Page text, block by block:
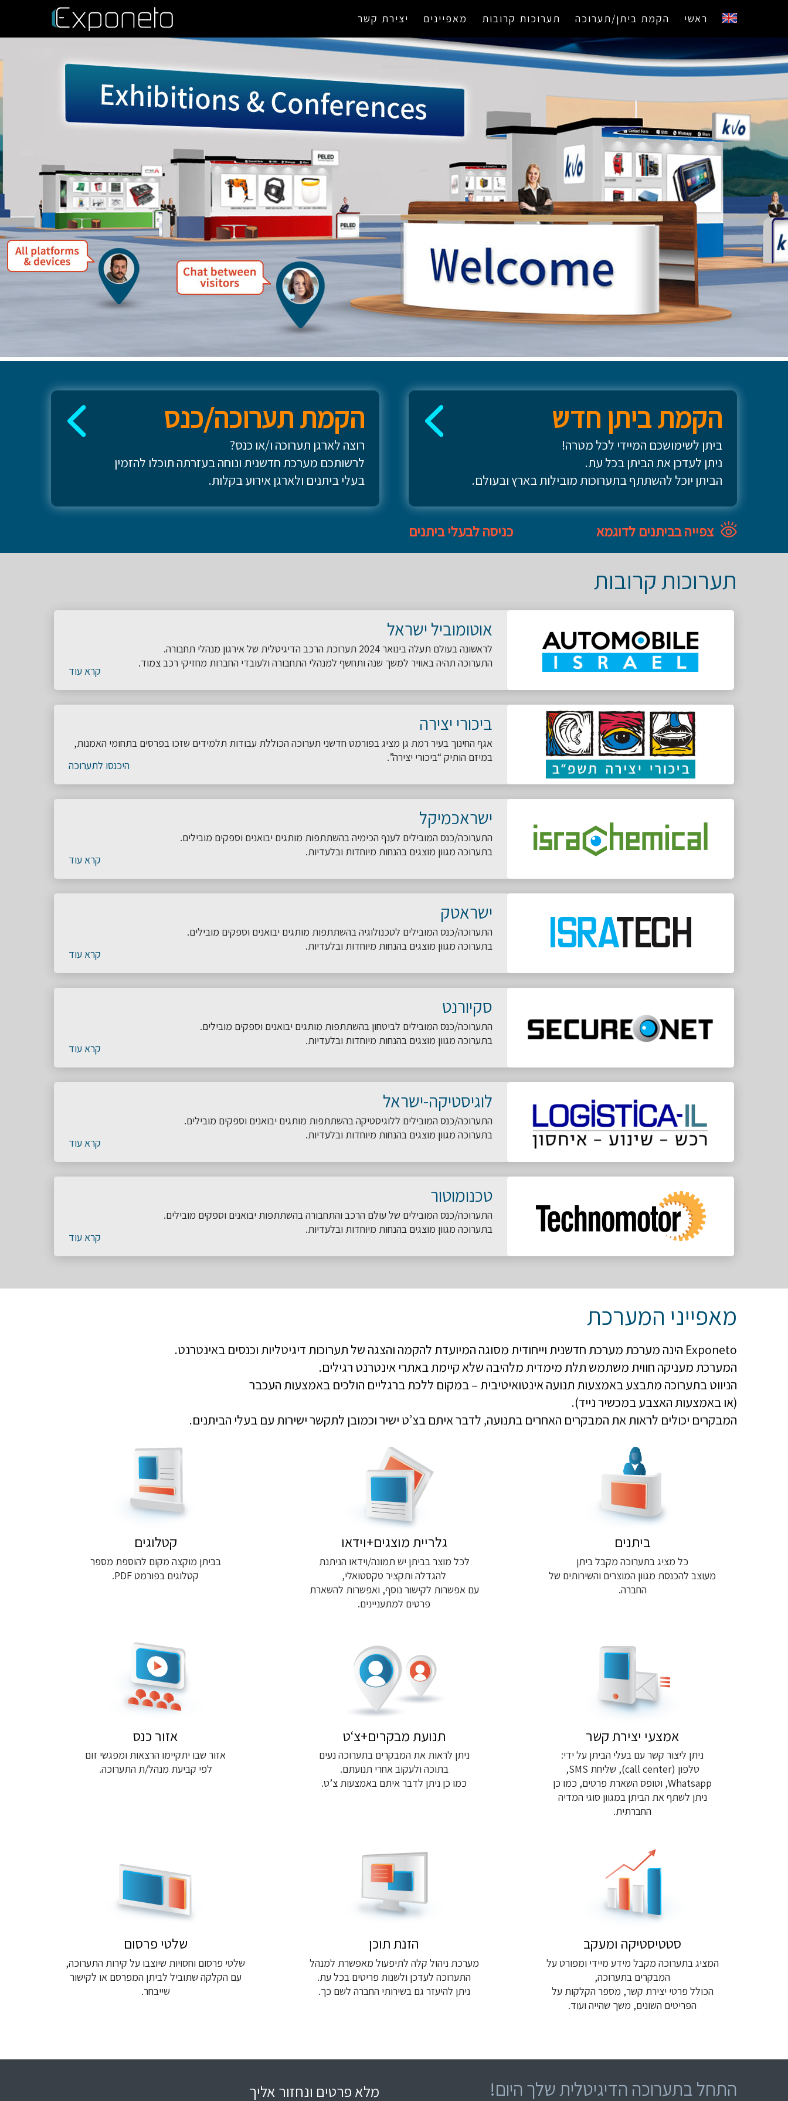
יצירת קשר מאפיינים תערוכות קרובות הקמת ביתן/תערוכה ראשי
הקמת ביתן חדש
ביתן לשימושכם המיידי לכל מטרה!
ניתן לעדכן את הביתן בכל עת.
הביתן יוכל להשתתף בתערוכות מובילות בארץ ובעולם.
צפייה בביתנים לדוגמא כניסה לבעלי ביתנים
הקמת תערוכה/כנס
רוצה לארגן תערוכה ו/או כנס?
לרשותכם מערכת חדשנית ונוחה בעזרתה תוכלו להזמין
בעלי ביתנים ולארגן אירוע בקלות.
תערוכות קרובות
אוטומוביל ישראל
לראשונה בעולם תעלה בינואר 2024 תערוכת הרכב הדיגיטלית של אירגון מנהלי תחבורה.
התערוכה תהיה באוויר למשך שנה ותחשף למנהלי התחבורה ולעובדי החברות מחזיקי רכב צמוד.
קרא עוד
ביכורי יצירה
אגף החינוך בעיר רמת גן מציג בפורמט חדשני תערוכה הכוללת עבודות תלמידים שזכו בפרסים בתחומי האמנות,
במיזם הותיק “ביכורי יצירה”.
היכנסו לתערוכה
ישראכמיקל
התערוכה/כנס המובילים לענף הכימיה בהשתתפות מותגים יבואנים וספקים מובילים.
בתערוכה מגוון מוצגים בהנחות מיוחדות ובלעדיות.
קרא עוד
ישראטק
התערוכה/כנס המובילים לטכנולוגיה בהשתתפות מותגים יבואנים וספקים מובילים.
בתערוכה מגוון מוצגים בהנחות מיוחדות ובלעדיות.
קרא עוד
סקיורנט
התערוכה/כנס המובילים לביטחון בהשתתפות מותגים יבואנים וספקים מובילים.
בתערוכה מגוון מוצגים בהנחות מיוחדות ובלעדיות.
קרא עוד
לוגיסטיקה-ישראל
התערוכה/כנס המובילים ללוגיסטיקה בהשתתפות מותגים יבואנים וספקים מובילים.
בתערוכה מגוון מוצגים בהנחות מיוחדות ובלעדיות.
קרא עוד
טכנומוטור
התערוכה/כנס המובילים של עולם הרכב והתחבורה בהשתתפות יבואנים וספקים מובילים.
בתערוכה מגוון מוצגים בהנחות מיוחדות ובלעדיות.
קרא עוד
מאפייני המערכת
Exponeto הינה מערכת מערכת חדשנית וייחודית מסוגה המיועדת להקמה והצגה של תערוכות דיגיטליות וכנסים באינטרנט.
המערכת מעניקה חווית משתמש תלת מימדית מלהיבה שלא קיימת באתרי אינטרנט רגילים.
הניווט בתערוכה מתבצע באמצעות תנועה אינטואיטיבית – במקום ללכת ברגליים הולכים באמצעות העכבר
(או באמצעות האצבע במכשיר נייד).
המבקרים יכולים לראות את המבקרים האחרים בתנועה, לדבר איתם בצ’ט ישיר וכמובן לתקשר ישירות עם בעלי הביתנים.
ביתנים
כל מציג בתערוכה מקבל ביתן
מעוצב להכנסת מגוון המוצרים והשירותים של
החברה.
גלריית מוצגים+וידאו
לכל מוצר בביתן יש תמונה/וידאו הניתנת
להגדלה ותקציר טקסטואלי,
עם אפשרות לקישור נוסף, ואפשרות להשארת
פרטים למתעניינים.
קטלוגים
בביתן מוקצה מקום להוספת מספר
קטלוגים בפורמט PDF.
אמצעי יצירת קשר
ניתן ליצור קשר עם בעלי הביתן על ידי:
טלפון (call center), שליחת SMS,
Whatsapp, וטופס השארת פרטים, כמו כן
ניתן לשתף את הביתן במגוון סוגי המדיה
החברתית.
תנועת מבקרים+צ‘ט
ניתן לראות את המבקרים בתערוכה נעים
בתוכה ולעקוב אחרי תנועתם.
כמו כן ניתן לדבר איתם באמצעות צ’ט.
אזור כנס
אזור שבו יתקיימו הרצאות ומפגשי זום
לפי קביעת מנהל/ת התערוכה.
סטטיסטיקה ומעקב
המציג בתערוכה מקבל מידע מיידי ומפורט על
המבקרים בתערוכה,
הכולל פרטי יצירת קשר, מספר הקלקות על
הפריטים השונים, משך שהייה ועוד.
הזנת תוכן
מערכת ניהול קלה לתיפעול מאפשרת למנהל
התערוכה לעדכן ולשנות פריטים בכל עת.
ניתן להיעזר גם בשירותי החברה לשם כך.
שלטי פרסום
שלטי פרסום וחסויות שיוצבו על קירות התערוכה,
עם הקלקה שתוביל לביתן המפרסם או לקישור
שייבחר.
התחל בתערוכה הדיגיטלית שלך היום! מלא פרטים ונחזור אליך